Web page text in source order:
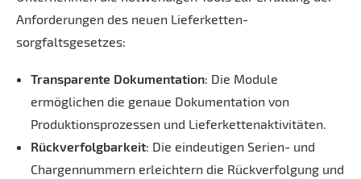
Anforderungen des neuen Lieferketten­
sorgfaltsgesetzes:
Transparente Dokumentation: Die Module
ermöglichen die genaue Dokumentation von
Produktionsprozessen und Lieferkettenaktivitäten.
Rückverfolgbarkeit: Die eindeutigen Serien- und
Chargennummern erleichtern die Rückverfolgung und